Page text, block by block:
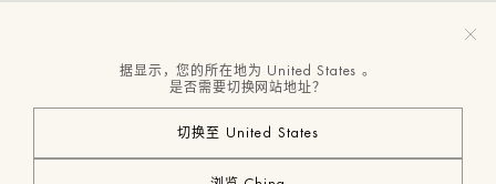
据显示，您的所在地为 United States 。
是否需要切换网站地址？
切换至 United States